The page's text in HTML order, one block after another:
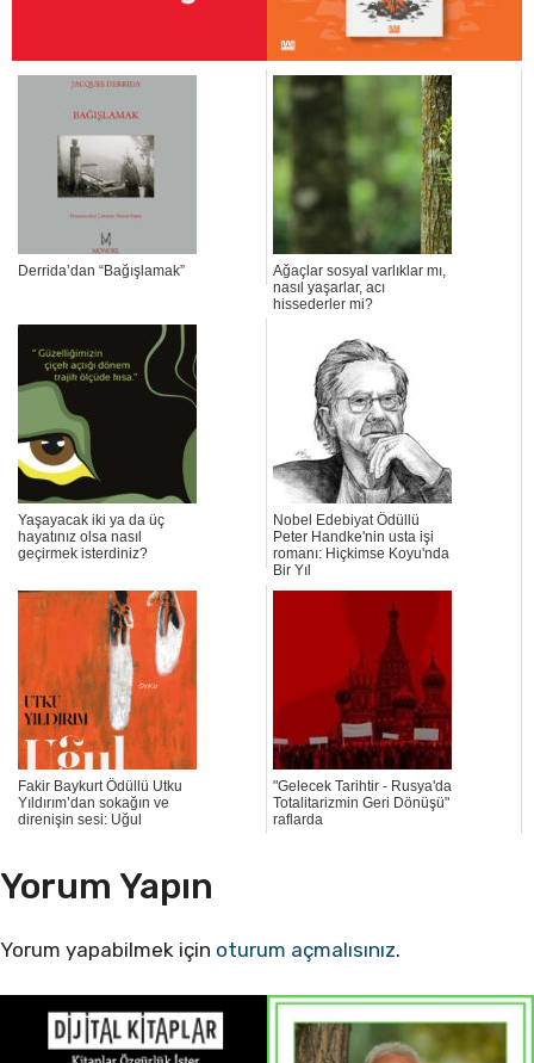
Derrida’dan “Bağışlamak”
Ağaçlar sosyal varlıklar mı,
nasıl yaşarlar, acı
hissederler mi?
Yaşayacak iki ya da üç
hayatınız olsa nasıl
geçirmek isterdiniz?
Nobel Edebiyat Ödüllü
Peter Handke'nin usta işi
romanı: Hiçkimse Koyu'nda
Bir Yıl
Fakir Baykurt Ödüllü Utku
Yıldırım’dan sokağın ve
direnişin sesi: Uğul
"Gelecek Tarihtir - Rusya'da
Totalitarizmin Geri Dönüşü"
raflarda
Yorum Yapın
Yorum yapabilmek için oturum açmalısınız.